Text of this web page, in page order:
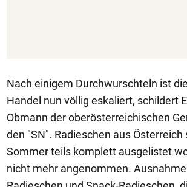
Nach einigem Durchwurschteln ist
Handel nun völlig eskaliert, schildert
Obmann der oberösterreichischen
den "SN". Radieschen aus Österreich
Sommer teils komplett ausgelistet
nicht mehr angenommen.